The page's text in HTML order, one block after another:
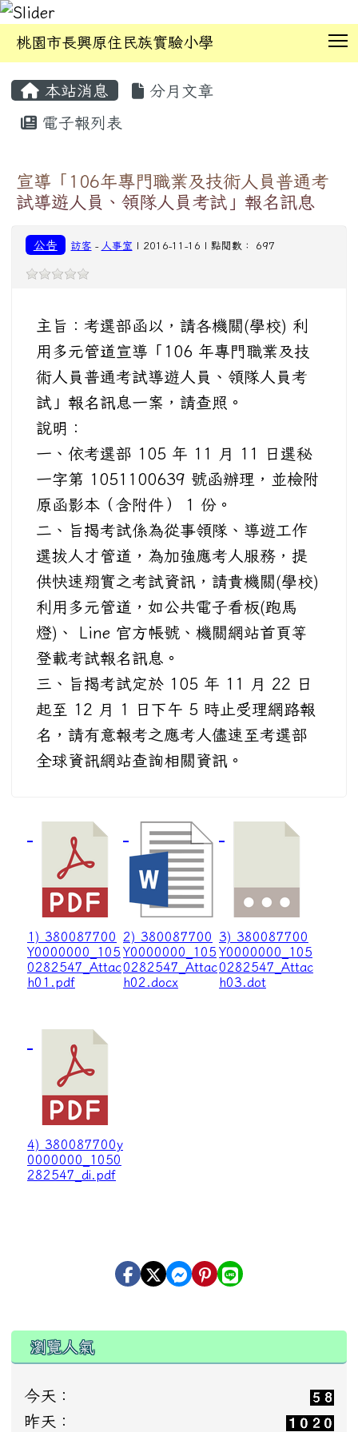
桃園市長興原住民族實驗小學
本站消息
分月文章
電子報列表
宣導「106年專門職業及技術人員普通考
試導遊人員、領隊人員考試」報名訊息
公告 訪客 - 人事室 | 2016-11-16 | 點閱數： 697
主旨：考選部函以，請各機關(學校) 利
用多元管道宣導「106 年專門職業及技
術人員普通考試導遊人員、領隊人員考
試」報名訊息一案，請查照。
說明：
一、依考選部 105 年 11 月 11 日選秘
一字第 1051100639 號函辦理，並檢附
原函影本（含附件） 1 份。
二、旨揭考試係為從事領隊、導遊工作
選拔人才管道，為加強應考人服務，提
供快速翔實之考試資訊，請貴機關(學校)
利用多元管道，如公共電子看板(跑馬
燈)、 Line 官方帳號、機關網站首頁等
登載考試報名訊息。
三、旨揭考試定於 105 年 11 月 22 日
起至 12 月 1 日下午 5 時止受理網路報
名，請有意報考之應考人儘速至考選部
全球資訊網站查詢相關資訊。
1) 380087700
Y0000000_105
0282547_Attac
h01.pdf
2) 380087700
Y0000000_105
0282547_Attac
h02.docx
3) 380087700
Y0000000_105
0282547_Attac
h03.dot
4) 380087700y
0000000_1050
282547_di.pdf
瀏覽人氣
今天：
昨天：